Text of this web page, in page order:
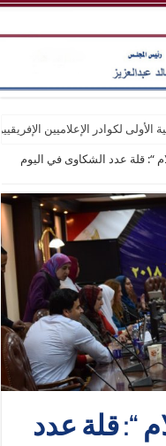
الأولى لكوادر الإعلاميين
“: قلة عدد الشكاوى في اليوم
“: قلة عدد